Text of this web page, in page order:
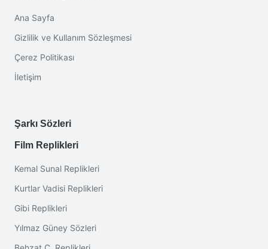
Ana Sayfa
Gizlilik ve Kullanım Sözleşmesi
Çerez Politikası
İletişim
Şarkı Sözleri
Film Replikleri
Kemal Sunal Replikleri
Kurtlar Vadisi Replikleri
Gibi Replikleri
Yılmaz Güney Sözleri